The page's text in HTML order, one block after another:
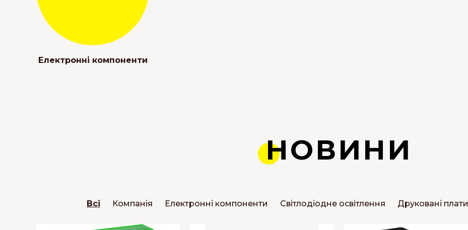
Електронні компоненти
НОВИНИ
Всі Компанія Електронні компоненти Світлодіодне освітлення Друковані плати